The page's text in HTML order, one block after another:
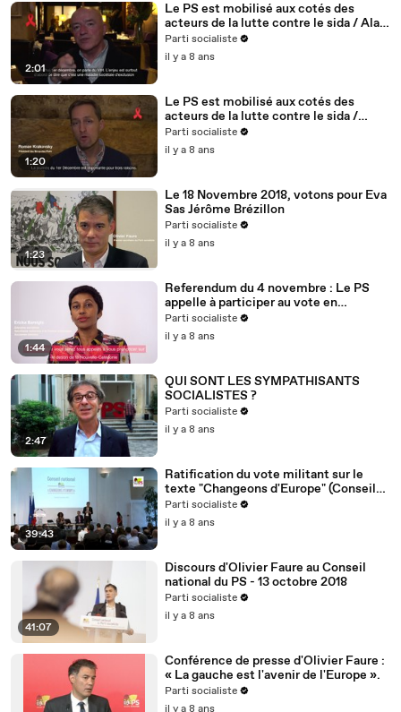
2:01
Le PS est mobilisé aux cotés des
acteurs de la lutte contre le sida / Alain
BONNINEAU, président de AIDES IDF /
4/5
Parti socialiste
il y a 8 ans
1:20
Le PS est mobilisé aux cotés des
acteurs de la lutte contre le sida /
Roman Krakovsky, président de
Séropotes - 3/5
Parti socialiste
il y a 8 ans
1:23
Le 18 Novembre 2018, votons pour Eva
Sas Jérôme Brézillon
Parti socialiste
il y a 8 ans
1:44
Referendum du 4 novembre : Le PS
appelle à participer au vote en
Nouvelle-Calédonie
Parti socialiste
il y a 8 ans
2:47
QUI SONT LES SYMPATHISANTS
SOCIALISTES ?
Parti socialiste
il y a 8 ans
39:43
Ratification du vote militant sur le
texte "Changeons d'Europe" (Conseil
national du 13/10/2018)
Parti socialiste
il y a 8 ans
41:07
Discours d'Olivier Faure au Conseil
national du PS - 13 octobre 2018
Parti socialiste
il y a 8 ans
Conférence de presse d'Olivier Faure :
« La gauche est l'avenir de l'Europe ».
Parti socialiste